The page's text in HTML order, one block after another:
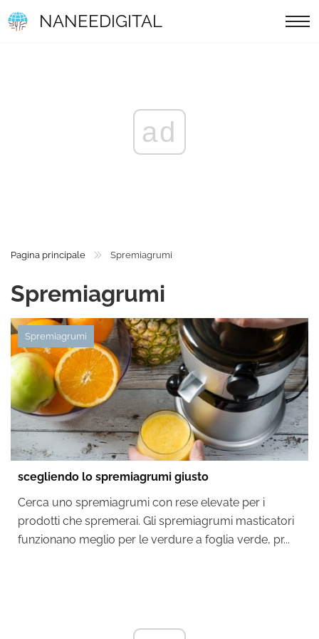
NANEEDIGITAL
ad
Pagina principale Spremiagrumi
Spremiagrumi
Spremiagrumi
scegliendo lo spremiagrumi giusto
Cerca uno spremiagrumi con rese elevate per i
prodotti che spremerai. Gli spremiagrumi masticatori
funzionano meglio per le verdure a foglia verde, pr...